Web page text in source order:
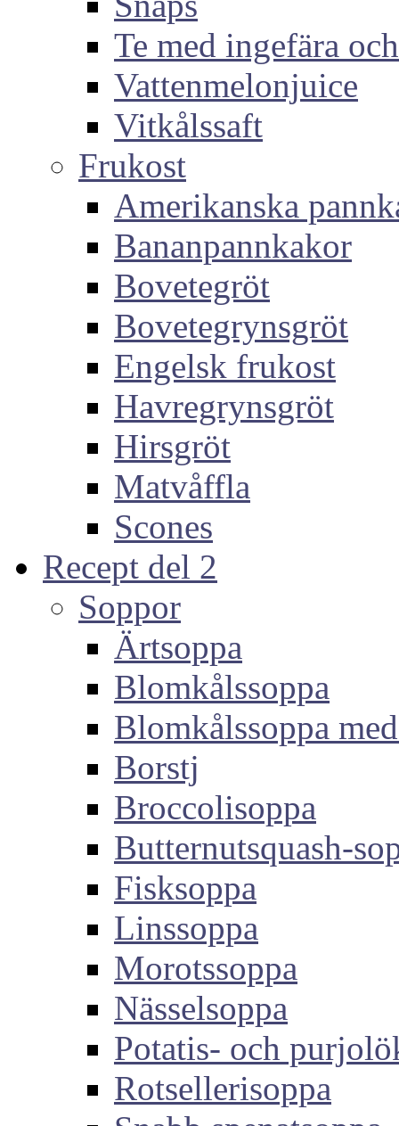
Te med ingefära
Vattenmelonjuice
Vitkålssaft
Frukost
Amerikanska
Bananpannkakor
Bovetegröt
Bovetegrynsgröt
Engelsk frukost
Havregrynsgröt
Hirsgröt
Matvåffla
Scones
Recept del 2
Soppor
Ärtsoppa
Blomkålssoppa
Blomkålssoppa
Borstj
Broccolisoppa
Butternutsquash-
Fisksoppa
Linssoppa
Morotssoppa
Nässelsoppa
Potatis- och
Rotsellerisoppa